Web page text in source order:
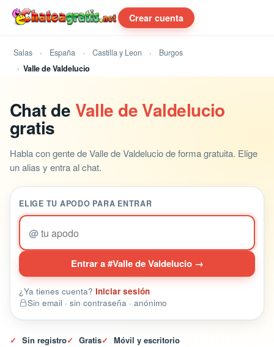
Crear cuenta
Salas España Castilla y Leon
Burgos
Valle de Valdelucio
Chat deValle de Valdelucio
gratis
Habla con gente de Valle de Valdelucio de forma gratuita. Elige
un alias y entra al chat.
ELIGE TU APODO PARA ENTRAR
@
Entrar a #Valle de Valdelucio →
¿Ya tienes cuenta? Iniciar sesión
Sin email · sin contraseña · anónimo
✓ Sin registro✓ Gratis✓ Móvil y escritorio